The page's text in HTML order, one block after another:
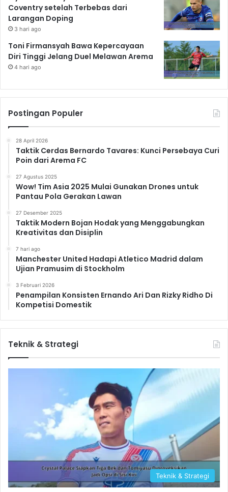
Coventry setelah Terbebas dari
Larangan Doping
3 hari ago
Toni Firmansyah Bawa Kepercayaan
Diri Tinggi Jelang Duel Melawan Arema
4 hari ago
Postingan Populer
28 April 2026
Taktik Cerdas Bernardo Tavares: Kunci Persebaya Curi
Poin dari Arema FC
27 Agustus 2025
Wow! Tim Asia 2025 Mulai Gunakan Drones untuk
Pantau Pola Gerakan Lawan
27 Desember 2025
Taktik Modern Bojan Hodak yang Menggabungkan
Kreativitas dan Disiplin
7 hari ago
Manchester United Hadapi Atletico Madrid dalam
Ujian Pramusim di Stockholm
3 Februari 2026
Penampilan Konsisten Ernando Ari Dan Rizky Ridho Di
Kompetisi Domestik
Teknik & Strategi
Teknik & Strategi